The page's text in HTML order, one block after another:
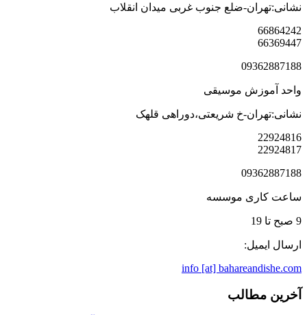
نشانی:تهران-ضلع جنوب غربی میدان انقلاب
66864242
66369447
09362887188
واحد آموزش موسیقی
نشانی:تهران-خ شریعتی،دوراهی قلهک
22924816
22924817
09362887188
ساعت کاری موسسه
9 صبح تا 19
ارسال ایمیل:
info [at] bahareandishe.com
آخرین مطالب